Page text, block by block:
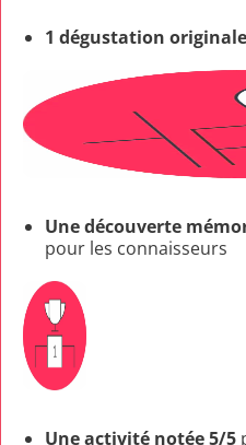
1 dégustation originale
Une découverte
pour les connaisseurs
Une activité notée 5/5